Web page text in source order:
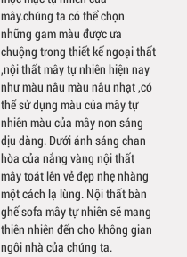
mây.chúng ta có thể chọn
những gam màu được ưa
chuộng trong thiết kế ngoại thất
,nội thất mây tự nhiên hiện nay
như màu nâu màu nâu nhạt ,có
thể sử dụng màu của mây tự
nhiên màu của mây non sáng
dịu dàng. Dưới ánh sáng chan
hòa của nắng vàng nội thất
mây toát lên vẻ đẹp nhẹ nhàng
một cách lạ lùng. Nội thất bàn
ghế sofa mây tự nhiên sẽ mang
thiên nhiên đến cho không gian
ngôi nhà của chúng ta.